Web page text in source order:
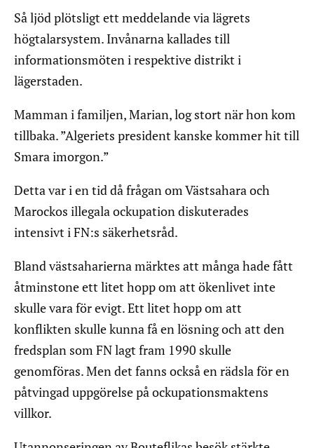
Så ljöd plötsligt ett meddelande via lägrets
högtalarsystem. Invånarna kallades till
informationsmöten i respektive distrikt i
lägerstaden.
Mamman i familjen, Marian, log stort när hon kom
tillbaka. ”Algeriets president kanske kommer hit till
Smara imorgon.”
Detta var i en tid då frågan om Västsahara och
Marockos illegala ockupation diskuterades
intensivt i FN:s säkerhetsråd.
Bland västsaharierna märktes att många hade fått
åtminstone ett litet hopp om att ökenlivet inte
skulle vara för evigt. Ett litet hopp om att
konflikten skulle kunna få en lösning och att den
fredsplan som FN lagt fram 1990 skulle
genomföras. Men det fanns också en rädsla för en
påtvingad uppgörelse på ockupationsmaktens
villkor.